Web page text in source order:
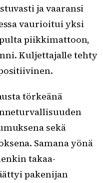
ja vaaransi
vaurioitui yksi
piikkimattoon,
Kuljettajalle tehty
törkeänä
sekä
Samana yönä
takaa-
pakenijan